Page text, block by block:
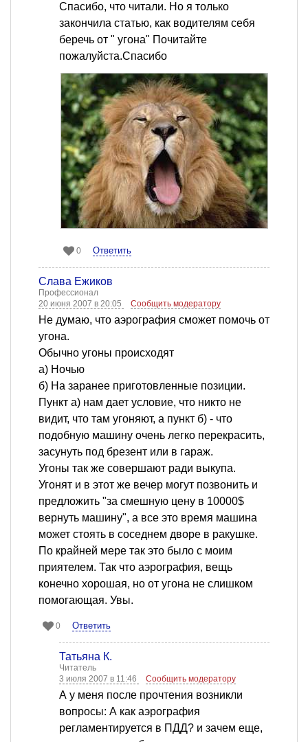
Спасибо, что читали. Но я только
закончила статью, как водителям себя
беречь от " угона" Почитайте
пожалуйста.Спасибо
0 Ответить
Слава Ёжиков
Профессионал
20 июня 2007 в 20:05
Сообщить модератору
Не думаю, что аэрография сможет помочь от
угона.
Обычно угоны происходят
а) Ночью
б) На заранее приготовленные позиции.
Пункт а) нам дает условие, что никто не
видит, что там угоняют, а пункт б) - что
подобную машину очень легко перекрасить,
засунуть под брезент или в гараж.
Угоны так же совершают ради выкупа.
Угонят и в этот же вечер могут позвонить и
предложить "за смешную цену в 10000$
вернуть машину", а все это время машина
может стоять в соседнем дворе в ракушке.
По крайней мере так это было с моим
приятелем. Так что аэрография, вещь
конечно хорошая, но от угона не слишком
помогающая. Увы.
0 Ответить
Татьяна К.
Читатель
3 июля 2007 в 11:46
Сообщить модератору
А у меня после прочтения возникли
вопросы: А как аэрография
регламентируется в ПДД? и зачем еще,